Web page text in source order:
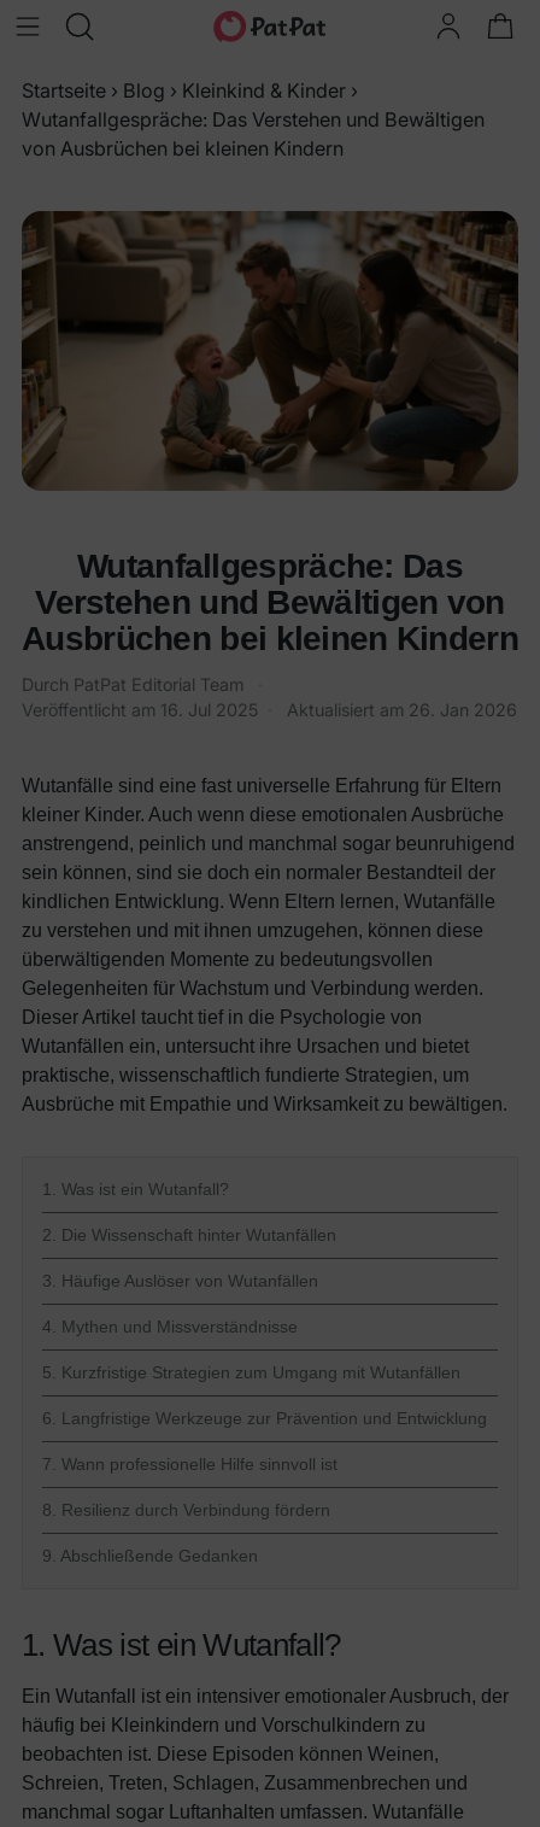
Startseite › Blog › Kleinkind & Kinder ›
Wutanfallgespräche: Das Verstehen und Bewältigen
von Ausbrüchen bei kleinen Kindern
Wutanfallgespräche: Das
Verstehen und Bewältigen von
Ausbrüchen bei kleinen Kindern
Durch PatPat Editorial Team
Veröffentlicht am 16. Jul 2025 Aktualisiert am 26. Jan 2026
Wutanfälle sind eine fast universelle Erfahrung für Eltern
kleiner Kinder. Auch wenn diese emotionalen Ausbrüche
anstrengend, peinlich und manchmal sogar beunruhigend
sein können, sind sie doch ein normaler Bestandteil der
kindlichen Entwicklung. Wenn Eltern lernen, Wutanfälle
zu verstehen und mit ihnen umzugehen, können diese
überwältigenden Momente zu bedeutungsvollen
Gelegenheiten für Wachstum und Verbindung werden.
Dieser Artikel taucht tief in die Psychologie von
Wutanfällen ein, untersucht ihre Ursachen und bietet
praktische, wissenschaftlich fundierte Strategien, um
Ausbrüche mit Empathie und Wirksamkeit zu bewältigen.
1. Was ist ein Wutanfall?
2. Die Wissenschaft hinter Wutanfällen
3. Häufige Auslöser von Wutanfällen
4. Mythen und Missverständnisse
5. Kurzfristige Strategien zum Umgang mit Wutanfällen
6. Langfristige Werkzeuge zur Prävention und Entwicklung
7. Wann professionelle Hilfe sinnvoll ist
8. Resilienz durch Verbindung fördern
9. Abschließende Gedanken
1. Was ist ein Wutanfall?
Ein Wutanfall ist ein intensiver emotionaler Ausbruch, der
häufig bei Kleinkindern und Vorschulkindern zu
beobachten ist. Diese Episoden können Weinen,
Schreien, Treten, Schlagen, Zusammenbrechen und
manchmal sogar Luftanhalten umfassen. Wutanfälle